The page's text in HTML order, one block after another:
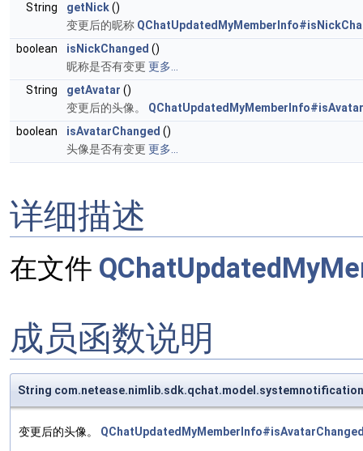
String
getNick()
变更后的昵称
boolean
isNickChanged ()
昵称是否有变更 更多...
String
getAvatar ()
变更后的头像。
boolean
isAvatarChanged ()
头像是否有变更 更多...
详细描述
在文件
成员函数说明
String
变更后的头像。